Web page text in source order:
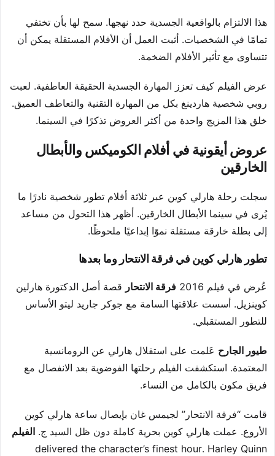
هذا الالتزام بالواقعية الجسدية حدد نهجها. سمح لها بأن تختفي
تمامًا في الشخصيات. أثبت العمل أن الأفلام المستقلة يمكن أن
تتساوى مع تأثير الأفلام الضخمة.
عرض الفيلم كيف تعزز المهارة الجسدية الحقيقة العاطفية. لعبت
روبي شخصية هاردينغ بكل من المهارة التقنية والتعاطف العميق.
خلق هذا المزيج واحدة من أكثر العروض تذكرًا في السينما.
عروض أيقونية في أفلام الكوميكس والأبطال
الخارقين
سجلت رحلة هارلي كوين عبر ثلاثة أفلام تطور شخصية نادرًا ما
يُرى في سينما الأبطال الخارقين. أظهر هذا التحول من مساعد
إلى بطلة خارقة مستقلة نموًا إبداعيًا ملحوظًا.
تطور هارلي كوين في فرقة الانتحار وما بعدها
عُرض في فيلم 2016 فرقة الانتحار قصة أصل الدكتورة هارلين
كوينزيل. أسست علاقتها السامة مع جوكر جاريد ليتو الأساس
للتطور المستقبلي.
طيور الجارح عَلمت على استقلال هارلي عن الرومانسية
المعتمدة. استكشفت الفيلم رحلتها الفوضوية بعد الانفصال مع
فريق مكون بالكامل من النساء.
قامت “فرقة الانتحار” لجيمس غان بإيصال ساعة هارلي كوين
الأروع. عملت هارلي كوين بحرية كاملة دون ظل السيد ج. الفيلم
delivered the character’s finest hour. Harley Quinn